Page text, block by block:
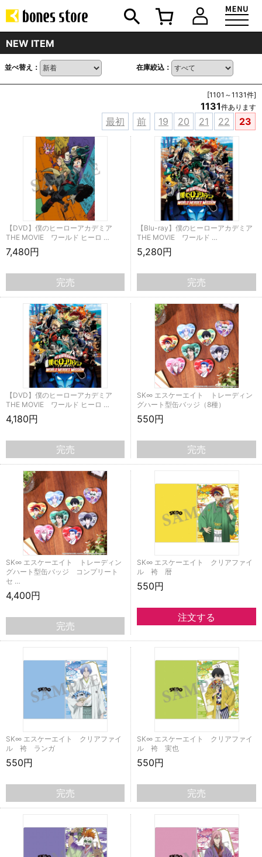
NEW ITEM
並べ替え： 在庫絞込：
[1101～1131件]
1131件あります
最初 前 19 20 21 22 23
【DVD】僕のヒーローアカデミア
THE MOVIE ワールド ヒーロ …
7,480円
完売
【Blu-ray】僕のヒーローアカデミア
THE MOVIE ワールド …
5,280円
完売
【DVD】僕のヒーローアカデミア
THE MOVIE ワールド ヒーロ …
4,180円
完売
SK∞ エスケーエイト トレーディン
グハート型缶バッジ（8種）
550円
完売
SK∞ エスケーエイト トレーディン
グハート型缶バッジ コンプリート
セ …
4,400円
完売
SK∞ エスケーエイト クリアファイ
ル 袴 暦
550円
SK∞ エスケーエイト クリアファイ
ル 袴 ランガ
550円
完売
SK∞ エスケーエイト クリアファイ
ル 袴 実也
550円
完売